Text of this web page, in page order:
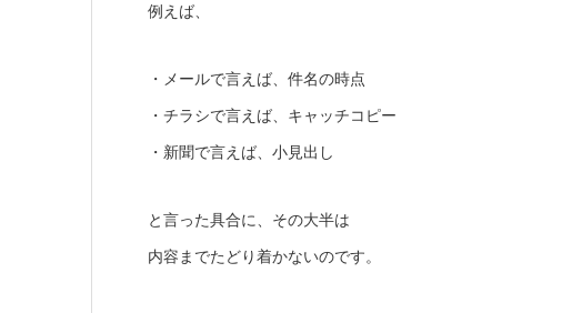
例えば、
・メールで言えば、件名の時点
・チラシで言えば、キャッチコピー
・新聞で言えば、小見出し
と言った具合に、その大半は
内容までたどり着かないのです。